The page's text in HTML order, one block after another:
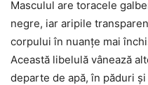
Masculul are toracele
negre, iar aripile
corpului în nuanțe mai
Această libelulă vânează
departe de apă, în păduri